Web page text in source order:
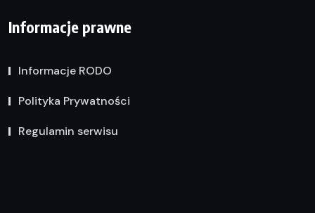
Informacje prawne
Informacje RODO
Polityka Prywatności
Regulamin serwisu